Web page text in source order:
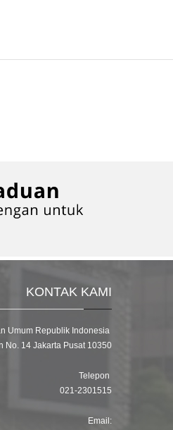
KONTAK KAMI
Umum Republik Indonesia
No. 14 Jakarta Pusat 10350
Telepon
021-2301515
Email: